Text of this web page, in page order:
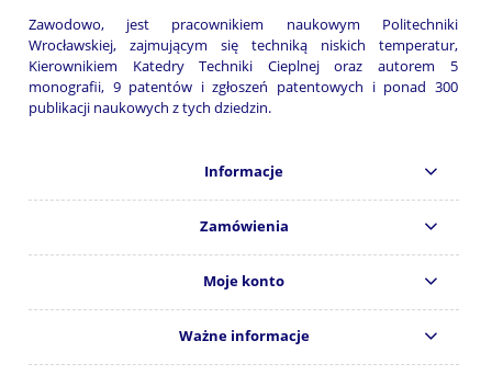
Zawodowo, jest pracownikiem naukowym Politechniki
Wrocławskiej, zajmującym się techniką niskich temperatur,
Kierownikiem Katedry Techniki Cieplnej oraz autorem 5
monografii, 9 patentów i zgłoszeń patentowych i ponad 300
publikacji naukowych z tych dziedzin.
Informacje
Zamówienia
Moje konto
Ważne informacje